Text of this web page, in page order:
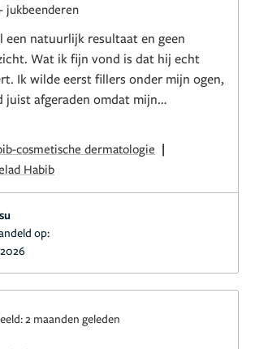
jukbeenderen
een natuurlijk resultaat en geen
Wat ik fijn vond is dat hij echt
Ik wilde eerst fillers onder mijn ogen,
juist afgeraden omdat mijn
erger konden worden. Dat gaf me
persoonlijk en kleinschalig, niet als
klinieken, maar het resultaat is
natuurlijker dan ik had verwacht.
filler in mijn wangen heeft mijn
de botox bijna weg.
cosmetische dermatologie |
Habib
op:
2 maanden geleden